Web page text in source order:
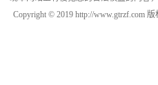
Copyright © 2019 http://www.gtrzf.com